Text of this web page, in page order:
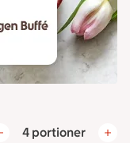
4 portioner